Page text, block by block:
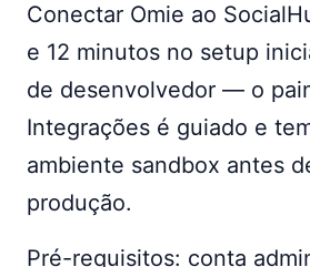
Conectar Omie ao
e 12 minutos no setup
de desenvolvedor — o
Integrações é guiado e
ambiente sandbox antes
produção.
Pré-requisitos: conta